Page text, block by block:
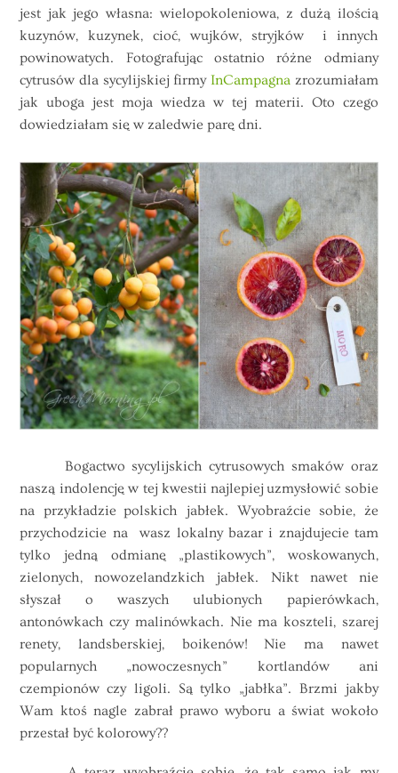
jest jak jego własna: wielopokoleniowa, z dużą ilością
kuzynów, kuzynek, cioć, wujków, stryjków i innych
powinowatych. Fotografując ostatnio różne odmiany
cytrusów dla sycylijskiej firmy InCampagnazrozumiałam
jak uboga jest moja wiedza w tej materii. Oto czego
dowiedziałam się w zaledwie parę dni.
Bogactwo sycylijskich cytrusowych smaków oraz
naszą indolencję w tej kwestii najlepiej uzmysłowić sobie
na przykładzie polskich jabłek. Wyobraźcie sobie, że
przychodzicie na wasz lokalny bazar i znajdujecie tam
tylko jedną odmianę „plastikowych”, woskowanych,
zielonych, nowozelandzkich jabłek. Nikt nawet nie
słyszał o waszych ulubionych papierówkach,
antonówkach czy malinówkach. Nie ma koszteli, szarej
renety, landsberskiej, boikenów! Nie ma nawet
popularnych „nowoczesnych” kortlandów ani
czempionów czy ligoli. Są tylko „jabłka”. Brzmi jakby
Wam ktoś nagle zabrał prawo wyboru a świat wokoło
przestał być kolorowy??